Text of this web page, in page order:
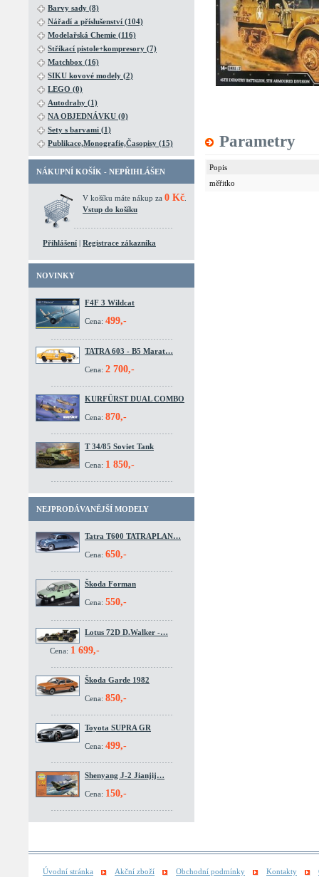
Barvy sady (8)
Nářadí a příslušenství (104)
Modelařská Chemie (116)
Stříkací pistole+kompresory (7)
Matchbox (16)
SIKU kovové modely (2)
LEGO (0)
Autodrahy (1)
NA OBJEDNÁVKU (0)
Sety s barvami (1)
Publikace,Monografie,Časopisy (15)
NÁKUPNÍ KOŠÍK - NEPŘIHLÁŠEN
V košíku máte nákup za 0 Kč
Vstup do košíku
Přihlášení | Registrace zákazníka
NOVINKY
F4F 3 Wildcat
Cena: 499,-
TATRA 603 - B5 Marat…
Cena: 2 700,-
KURFÜRST DUAL COMBO
Cena: 870,-
T 34/85 Soviet Tank
Cena: 1 850,-
NEJPRODÁVANĚJŠÍ MODELY
Tatra T600 TATRAPLAN…
Cena: 650,-
Škoda Forman
Cena: 550,-
Lotus 72D D.Walker -…
Cena: 1 699,-
Škoda Garde 1982
Cena: 850,-
Toyota SUPRA GR
Cena: 499,-
Shenyang J-2 Jianjij…
Cena: 150,-
Parametry
Popis
měřitko
Úvodní stránka Akční zboží Obchodní podmínky Kontakty